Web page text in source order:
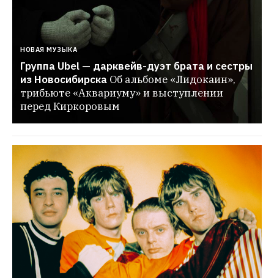
НОВАЯ МУЗЫКА
Группа Ubel — дарквейв-дуэт брата и сестры
из Новосибирска Об альбоме «Лидокаин»,
трибьюте «Аквариуму» и выступлении
перед Киркоровым